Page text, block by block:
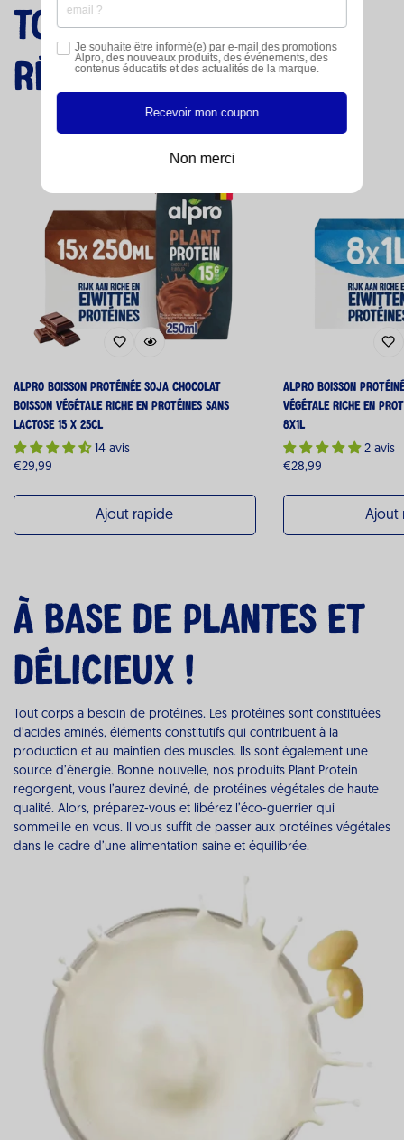
Toutes les saveurs
répertoriées
ALPRO Boisson Protéinée Soja Chocolat
Boisson Végétale Riche en Protéines Sans
Lactose 15 x 25cl
14 avis
Prix
€29,99
Ajout rapide
ALPRO Boisson
Végétale Riche en
8x1L
2 avis
Prix
€28,99
Ajout
À base de plantes et
délicieux !
Tout corps a besoin de protéines. Les protéines sont constituées
d’acides aminés, éléments constitutifs qui contribuent à la
production et au maintien des muscles. Ils sont également une
source d’énergie. Bonne nouvelle, nos produits Plant Protein
regorgent, vous l’aurez deviné, de protéines végétales de haute
qualité. Alors, préparez-vous et libérez l’éco-guerrier qui
sommeille en vous. Il vous suffit de passer aux protéines végétales
dans le cadre d’une alimentation saine et équilibrée.
Je souhaite être informé(e) par e-mail des promotions
Alpro, des nouveaux produits, des événements, des
contenus éducatifs et des actualités de la marque.
Recevoir mon coupon
Non merci